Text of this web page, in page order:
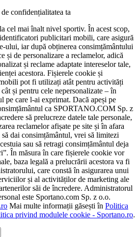
confidențialitatea ta
cel mai înalt nivel sportiv. În acest scop,
publicitari mobili, care asigură
ului, iar după obținerea consimțământului
și de personalizare a reclamelor, adică
și reclame adaptate intereselor tale,
acestora. Fișierele cookie și
pot fi utilizați atât pentru activități
și pentru cele nepersonalizate – în
pe care l-ai exprimat. Dacă apeși pe
ca SPORTANO.COM Sp. z
să prelucreze datele tale personale,
reclamelor afișate pe site și în afara
dai consimțământul, vrei să limitezi
sau să retragi consimțământul deja
În măsura în care fișierele cookie vor
baza legală a prelucrării acestora va fi
care constă în asigurarea unui
și al activităților de marketing ale
săi de încredere. Administratorul
este Sportano.com Sp. z o.o.
Mai multe informații găsești în Politica
privind modulele cookie - Sportano.ro.